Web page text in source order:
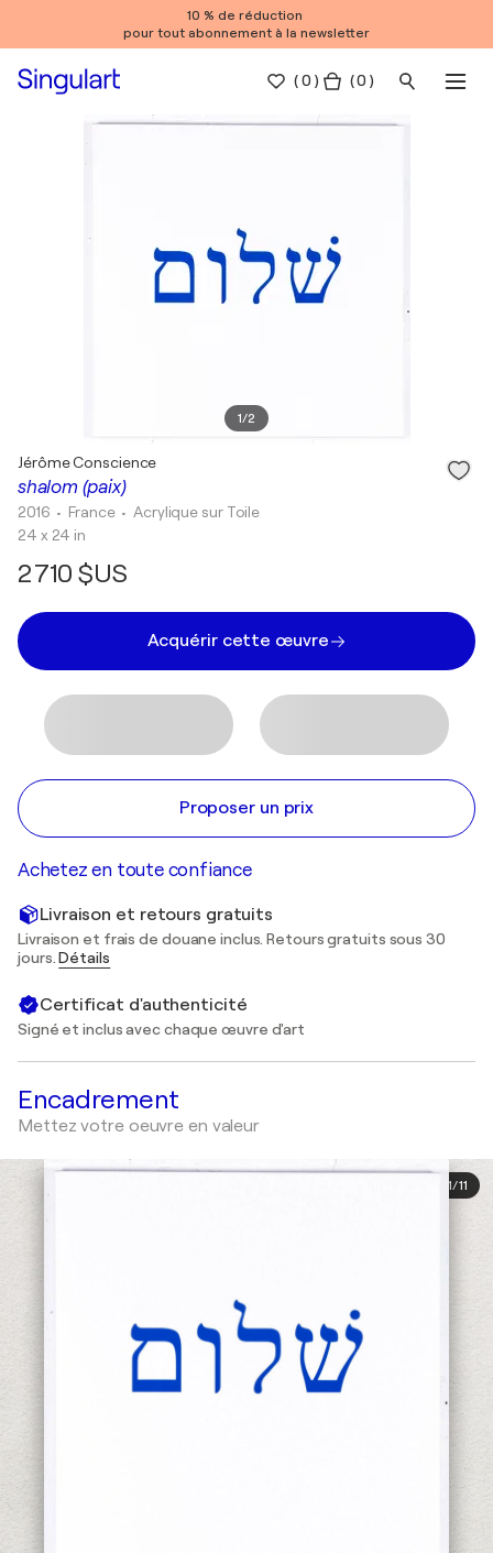
10 % de réduction
pour tout abonnement à la newsletter
(0 ) ( 0 )
1/2
shalom (paix)
Jérôme Conscience
2016 • France •Acrylique sur Toile
24 x 24 in
2 710 $US
Acquérir cette œuvre
Proposer un prix
Achetez en toute confiance
Livraison et retours gratuits
Livraison et frais de douane inclus. Retours gratuits sous 30
jours.Détails
Certificat d'authenticité
Signé et inclus avec chaque œuvre d'art
Encadrement
Mettez votre oeuvre en valeur
1/11